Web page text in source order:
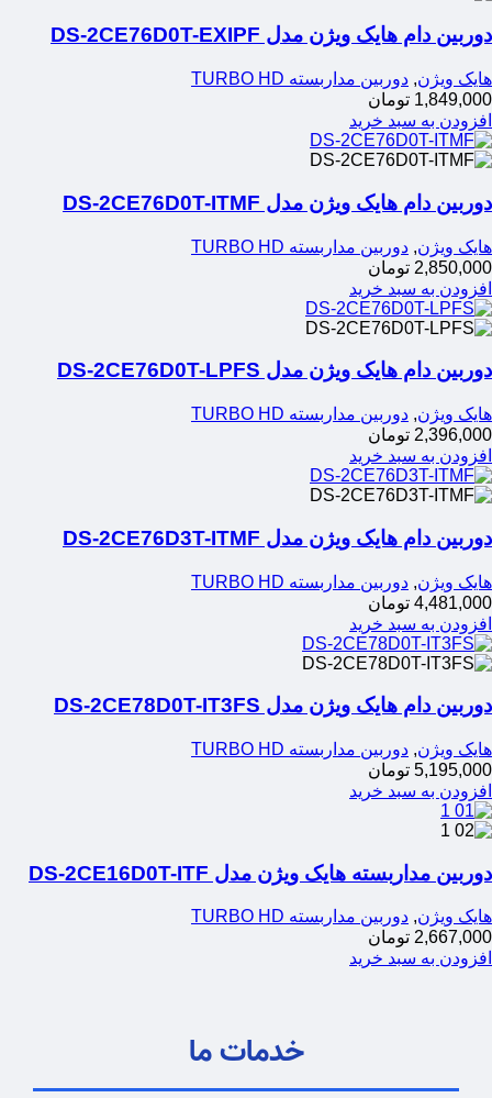
دوربین دام هایک ویژن مدل DS-2CE76D0T-EXIPF
هایک ویژن, دوربین مداربسته TURBO HD
1,849,000 تومان
افزودن به سبد خرید
دوربین دام هایک ویژن مدل DS-2CE76D0T-ITMF
هایک ویژن, دوربین مداربسته TURBO HD
2,850,000 تومان
افزودن به سبد خرید
دوربین دام هایک ویژن مدل DS-2CE76D0T-LPFS
هایک ویژن, دوربین مداربسته TURBO HD
2,396,000 تومان
افزودن به سبد خرید
دوربین دام هایک ویژن مدل DS-2CE76D3T-ITMF
هایک ویژن, دوربین مداربسته TURBO HD
4,481,000 تومان
افزودن به سبد خرید
دوربین دام هایک ویژن مدل DS-2CE78D0T-IT3FS
هایک ویژن, دوربین مداربسته TURBO HD
5,195,000 تومان
افزودن به سبد خرید
دوربین مداربسته هایک ویژن مدل DS-2CE16D0T-ITF
هایک ویژن, دوربین مداربسته TURBO HD
2,667,000 تومان
افزودن به سبد خرید
خدمات ما